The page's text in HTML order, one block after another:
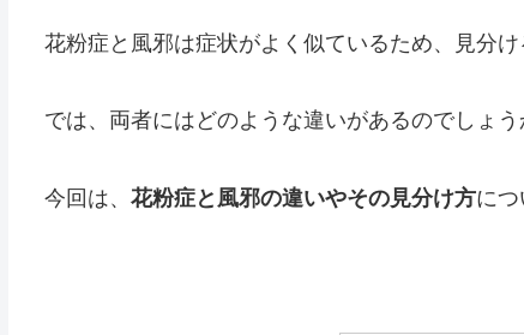
花粉症と風邪は症状がよく似ているため、見分け
では、両者にはどのような違いがあるのでしょう
今回は、 花粉症と風邪の違いやその見分け方につ